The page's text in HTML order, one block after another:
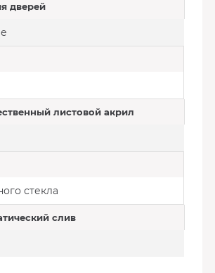
дверей
листовой акрил
стекла
слив